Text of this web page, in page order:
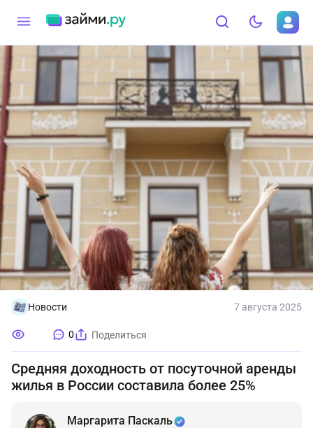
Новости 7 августа 2025
0 Поделиться
Средняя доходность от посуточной аренды
жилья в России составила более 25%
Маргарита Паскаль